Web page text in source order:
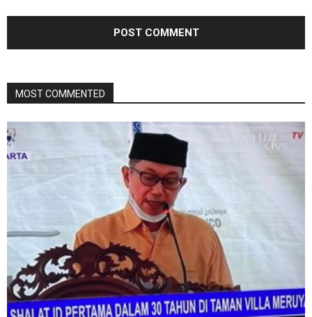
MOST COMMENTED